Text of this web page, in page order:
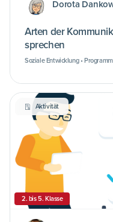
Dorota
Arten der
sprechen
Soziale Entwicklung •
Aktivität
2. bis 5. Klasse